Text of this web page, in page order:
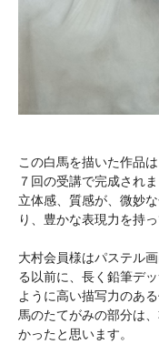
この白馬を描いた作品
７回の受講で完成されま
立体感、質感が、微妙
り、豊かな表現力を持っ
大村会員様はパステル
る以前に、長く鉛筆デ
ように高い描写力のあ
馬のたてがみの部分は
かったと思います。